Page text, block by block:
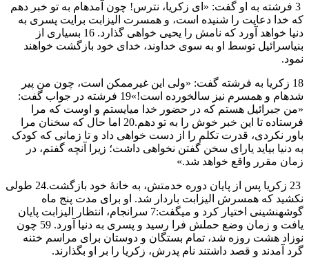
3 فرشته به او گفت: «ای زكريا، نترس! چون آمدهام به تو خبر دهم
كه خدا دعايت را شنيده است، و همسرت اليزابت برايت پسری به
دنیا خواهد آورد كه نامش را يحيی خواهی گذارد. 16 بسياری از
بنیاسرائيل توسط او به سوی خداوند، خدای خود بازگشت خواهند
نمود.
18 زكريا به فرشته گفت: «ولی اين غيرممكن است، چون من پير
شدهام و همسرم نيز سالخورده است!»19 فرشته در جواب گفت:
«من جبرائيل هستم كه در حضور خدا میايستم و اوست كه مرا
فرستاده تا اين خبر خوش را به تو دهم.20 اما حال كه سخنان مرا
باور نكردی، قدرت تكلم را از دست خواهی داد و تا زمانی كه كودک
به دنیا بيايد يارای سخن گفتن نخواهی داشت؛ زيرا آنچه گفتم، در
زمان مقرر واقع خواهد شد.»
23 زكريا پس از پايان دوره خدمتش، به خانهٔ خود بازگشت.24 طولی
نكشيد كه همسرش اليزابت باردار شد. او برای مدت پنج ماه
گوشهنشينی اختيار كرد و میگفت:7 سرانجام، انتظار اليزابت پايان
يافت و زمان وضع حملش فرا رسيد و پسری به دنیا آورد. 59 چون
نوزاد هشت روزه شد، تمام بستگان و دوستان برای مراسم ختنه
گرد آمدند و قصد داشتند نام پدرش، زكريا را بر او بگذارند.